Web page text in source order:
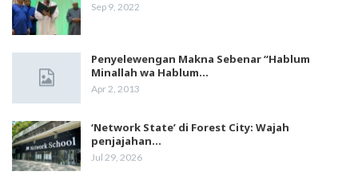
Sep 9, 2022
Penyelewengan Makna Sebenar “Hablum
Minallah wa Hablum…
Apr 2, 2013
‘Network State’ di Forest City: Wajah
penjajahan…
Jul 29, 2026